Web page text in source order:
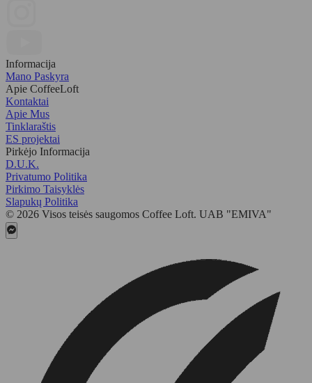
Informacija
Mano Paskyra
Apie CoffeeLoft
Kontaktai
Apie Mus
Tinklaraštis
ES projektai
Pirkėjo Informacija
D.U.K.
Privatumo Politika
Pirkimo Taisyklės
Slapukų Politika
© 2026 Visos teisės saugomos Coffee Loft. UAB "EMIVA"